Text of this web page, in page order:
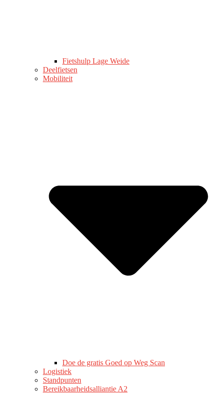
Fietshulp Lage Weide
Deelfietsen
Mobiliteit
Doe de gratis Goed op Weg Scan
Logistiek
Standpunten
Bereikbaarheidsalliantie A2